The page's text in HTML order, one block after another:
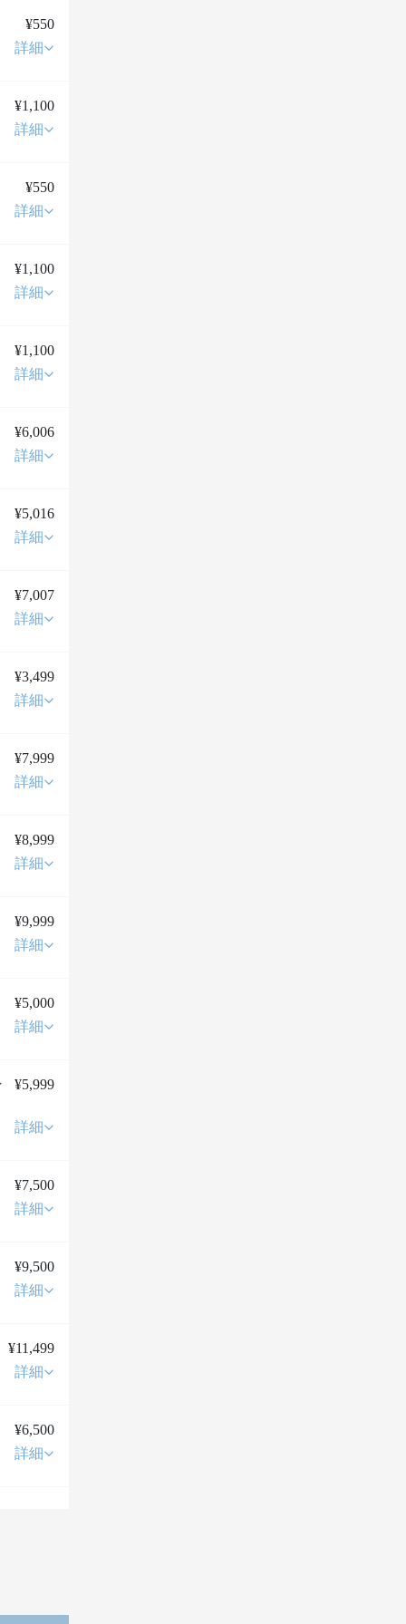
¥550
詳細
¥1,100
詳細
¥550
詳細
¥1,100
詳細
¥1,100
詳細
¥6,006
詳細
¥5,016
詳細
¥7,007
詳細
¥3,499
詳細
¥7,999
詳細
¥8,999
詳細
¥9,999
詳細
¥5,000
詳細
¥5,999
詳細
¥7,500
詳細
¥9,500
詳細
¥11,499
詳細
¥6,500
詳細